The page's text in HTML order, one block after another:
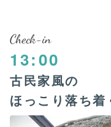
Check-in
13:00
古民家風の
ほっこり落ち着